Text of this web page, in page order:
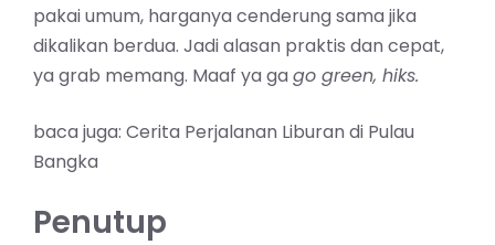
pakai umum, harganya cenderung sama jika
dikalikan berdua. Jadi alasan praktis dan cepat,
ya grab memang. Maaf ya ga go green, hiks.
baca juga: Cerita Perjalanan Liburan di Pulau
Bangka
Penutup